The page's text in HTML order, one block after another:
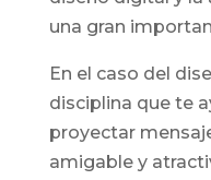
una gran
En el caso del
disciplina que te
proyectar
amigable y